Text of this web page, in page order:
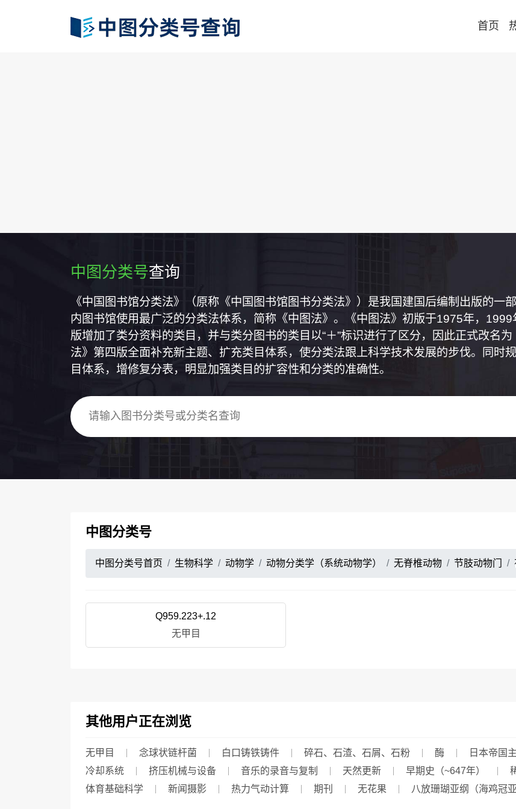
首页
中图分类号查询
《中国图书馆分类法》（原称《中国图书馆图书分类法》）是我国建国后编制出版的一
内图书馆使用最广泛的分类法体系，简称《中图法》。《中图法》初版于1975年，
版增加了类分资料的类目，并与类分图书的类目以“＋”标识进行了区分，因此正式改名
法》第四版全面补充新主题、扩充类目体系，使分类法跟上科学技术发展的步伐。同时
目体系，增修复分表，明显加强类目的扩容性和分类的准确性。
中图分类号
中图分类号首页 生物科学 动物学 动物分类学（系统动物学） 无脊椎动物 节肢动物门
Q959.223+.12
无甲目
其他用户正在浏览
无甲目 念球状链杆菌 白口铸铁铸件 碎石、石渣、石屑、石粉 酶
日本帝国
冷却系统
挤压机械与设备 音乐的录音与复制 天然更新 早期史（~647年）
体育基础科学
新闻摄影 热力气动计算 期刊 无花果 八放珊瑚亚纲（海鸡冠亚